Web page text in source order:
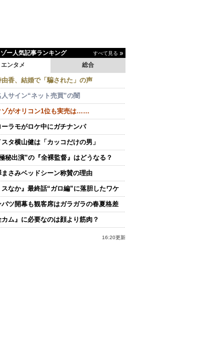
ー人気記事ランキング すべて見る
エンタメ 総合
由香、結婚で「騙された」の声
人サイン“ネット売買”の闇
ゾがオリコン1位も実売は……
ーラモがロケ中にガチナンパ
タ横山健は「カッコだけの男」
秘出演”の『全裸監督』はどうなる？
まさみベッドシーン称賛の理由
スなか』最終話“ガロ編”に落胆したワケ
バツ開幕も観客席はガラガラの春夏格差
カム』に必要なのは顔より筋肉？
16:20更新